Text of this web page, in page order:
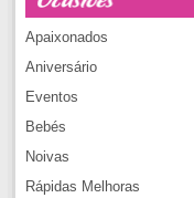
Apaixonados
Aniversário
Eventos
Bebés
Noivas
Rápidas Melhoras